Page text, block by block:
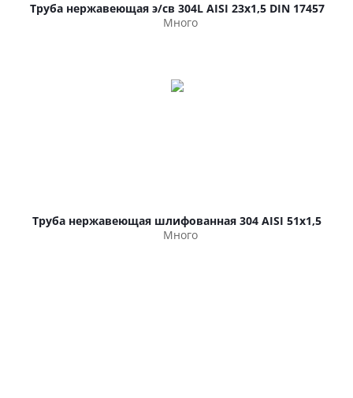
Труба нержавеющая э/св 304L AISI 23х1,5 DIN 17457
Много
Труба нержавеющая шлифованная 304 AISI 51х1,5
Много